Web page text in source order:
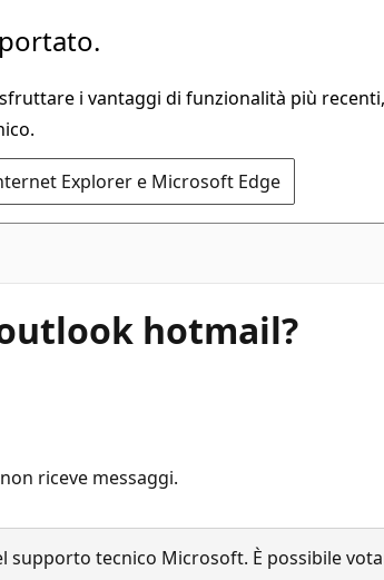
i vantaggi di funzionalità più recenti,
Explorer e Microsoft Edge
hotmail?
riceve messaggi.
tecnico Microsoft. È possibile